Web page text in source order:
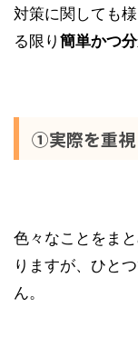
対策に関しても
る限り簡単かつ
①実際を重視
色々なことをま
りますが、ひと
ん。